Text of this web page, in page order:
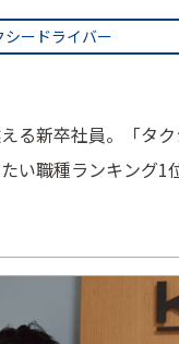
シードライバー
る新卒社員。「タ
い職種ランキング1